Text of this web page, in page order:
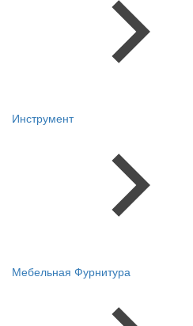
Инструмент
Мебельная Фурнитура